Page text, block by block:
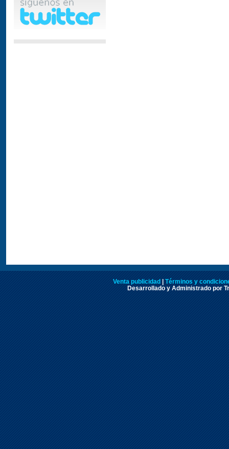
Venta publicidad
Términos y
Desarrollado y Administrado por